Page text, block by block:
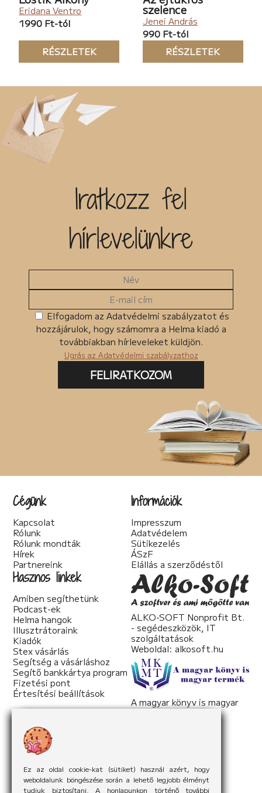
Ez az oldal cookie-kat (sütiket) használ azért, hogy
weboldalunk böngészése során a lehető legjobb élményt
tudjuk biztosítani. A honlapunkon történő további
Eridana Ventro
1990 Ft-tól
RÉSZLETEK
szelence
Jenei András
990 Ft-tól
RÉSZLETEK
Iratkozz fel
hírlevelünkre
Elfogadom az Adatvédelmi szabályzatot és
hozzájárulok, hogy számomra a Helma kiadó a
továbbiakban hírleveleket küldjön.
Ugrás az Adatvédelmi szabályzathoz
FELIRATKOZOM
Cégünk
Kapcsolat
Rólunk
Rólunk mondták
Hírek
Partnereink
Információk
Impresszum
Adatvédelem
Sütikezelés
ÁSzF
Elállás a szerződéstől
Hasznos linkek
Amiben segíthetünk
Podcast-ek
Helma hangok
Illusztrátoraink
Kiadók
Stex vásárlás
Segítség a vásárláshoz
Segítő bankkártya program
Fizetési pont
Értesítési beállítások
ALKO-SOFT Nonprofit Bt.
- segédeszközök, IT
szolgáltatások
Weboldal: alkosoft.hu
A magyar könyv is magyar
termék